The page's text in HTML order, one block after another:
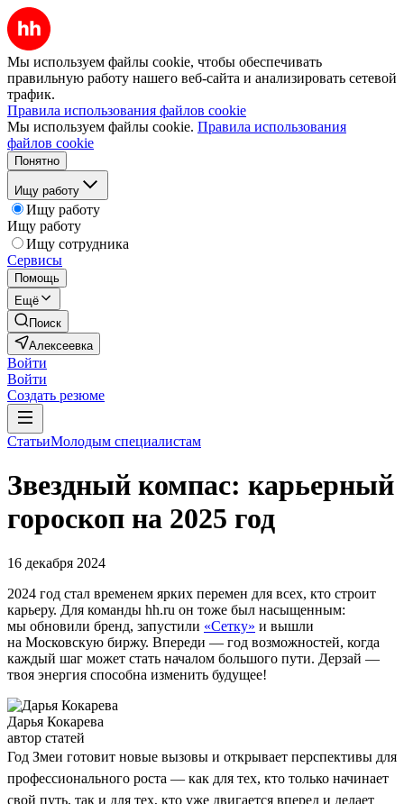
Мы используем файлы cookie, чтобы обеспечивать
правильную работу нашего веб-сайта и анализировать сетевой
трафик.
Правила использования файлов cookie
Мы используем файлы cookie. Правила использования
файлов cookie
Понятно
Ищу работу
Ищу работу
Ищу работу
Ищу сотрудника
Сервисы
Помощь
Ещё
Поиск
Алексеевка
Войти
Войти
Создать резюме
СтатьиМолодым специалистам
Звездный компас: карьерный
гороскоп на 2025 год
16 декабря 2024
2024 год стал временем ярких перемен для всех, кто строит
карьеру. Для команды hh.ru он тоже был насыщенным:
мы обновили бренд, запустили «Сетку» и вышли
на Московскую биржу. Впереди — год возможностей, когда
каждый шаг может стать началом большого пути. Дерзай —
твоя энергия способна изменить будущее!
Дарья Кокарева
автор статей
Год Змеи готовит новые вызовы и открывает перспективы для
профессионального роста — как для тех, кто только начинает
свой путь, так и для тех, кто уже двигается вперед и делает